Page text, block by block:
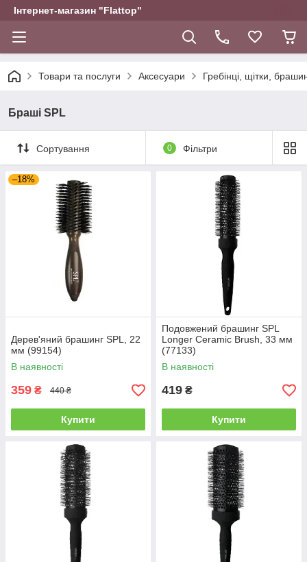
Інтернет-магазин "Flattop"
Товари та послуги Аксесуари Гребінці, щітки,
Браші SPL
Сортування 0 Фільтри
–18%
Дерев'яний брашинг SPL, 22
мм (99154)
В наявності
359 ₴ 440 ₴
Купити
Подовжений брашинг SPL
Longer Ceramic Brush, 33 мм
(77133)
В наявності
419 ₴
Купити